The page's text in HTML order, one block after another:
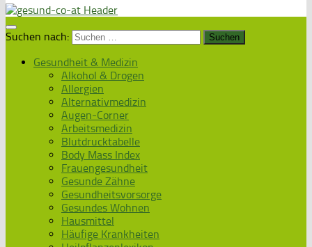
Suchen nach:
Gesundheit & Medizin
Alkohol & Drogen
Allergien
Alternativmedizin
Augen-Corner
Arbeitsmedizin
Blutdrucktabelle
Body Mass Index
Frauengesundheit
Gesunde Zähne
Gesundheitsvorsorge
Gesundes Wohnen
Hausmittel
Häufige Krankheiten